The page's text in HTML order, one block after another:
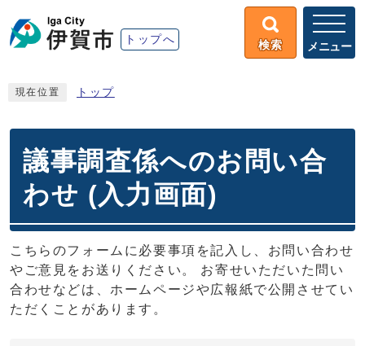
トップへ 検索 メニュー
現在位置 トップ
議事調査係へのお問い合
わせ (入力画面)
こちらのフォームに必要事項を記入し、お問い合わせ
やご意見をお送りください。 お寄せいただいた問い
合わせなどは、ホームページや広報紙で公開させてい
ただくことがあります。